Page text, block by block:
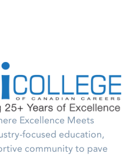
Excellence Meets
focused education,
community to pave